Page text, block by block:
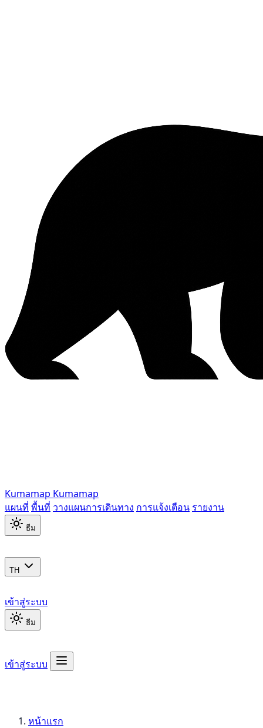
Kumamap Kumamap
แผนที่ พื้นที่ วางแผนการเดินทาง การแจ้งเตือน รายงาน
ธีม
TH
เข้าสู่ระบบ
ธีม
เข้าสู่ระบบ
หน้าแรก